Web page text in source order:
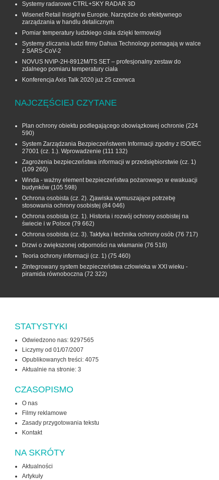
Systemy radarowe CTRL+SKY RADAR 3D
Wisenet Retail Insight w Europie. Narzędzie do efektywnego
zarządzania w handlu detalicznym
Pomiar temperatury ludzkiego ciała dzięki termowizji
Systemy zliczania ludzi firmy Dahua Technology pomagają w walce
z SARS-CoV-2
NOVUS NVIP-2H-8912M/TS SET – profesjonalny zestaw do
zdalnego pomiaru temperatury ciała
Konferencja Axis Talk 2020 już 25 czerwca
NAJCZĘŚCIEJ CZYTANE
Plan ochrony obiektu podlegającego obowiązkowej ochronie (224
590)
System Zarządzania Bezpieczeństwem Informacji zgodny z ISO/IEC
27001 (cz. 1.). Wprowadzenie (111 132)
Zagrożenia bezpieczeństwa informacji w przedsiębiorstwie (cz. 1)
(109 260)
Winda - ważny element bezpieczeństwa pożarowego w ewakuacji
budynków (105 598)
Ochrona osobista (cz. 2). Zjawiska wymuszające potrzebę
stosowania ochrony osobistej (84 046)
Ochrona osobista (cz. 1). Historia i rozwój ochrony osobistej na
świecie i w Polsce (79 662)
Ochrona osobista (cz. 3). Taktyka i technika ochrony osób (76 717)
Drzwi o zwiększonej odporności na włamanie (76 518)
Teoria ochrony informacji (cz. 1) (75 460)
Zintegrowany system bezpieczeństwa człowieka w XXI wieku -
piramida równoboczna (72 322)
STATYSTYKI
Odwiedzono nas: 9297565
Liczymy od 01/07/2007
Opublikowanych treści: 4075
Aktualnie na stronie: 3
CZASOPISMO
O nas
Filmy reklamowe
Zasady przygotowania tekstu
Kontakt
NA SKRÓTY
Aktualności
Artykuły